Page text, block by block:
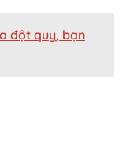
đột quỵ, bạn